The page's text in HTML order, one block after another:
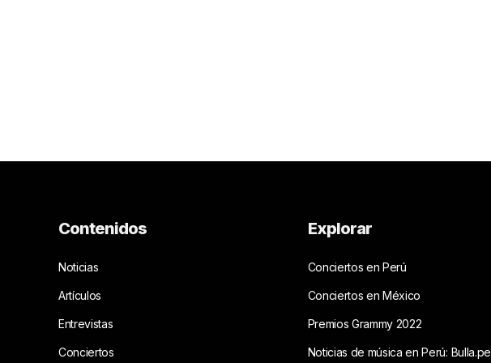
Contenidos
Noticias
Artículos
Entrevistas
Conciertos
Explorar
Conciertos en Perú
Conciertos en México
Premios Grammy 2022
Noticias de música en Perú: Bulla.pe